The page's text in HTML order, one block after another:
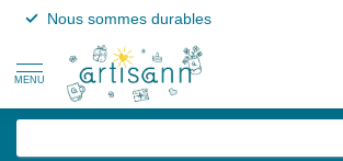
Nous sommes durables
MENU